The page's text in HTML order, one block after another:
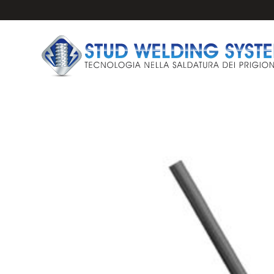
PRIGIONIERI PER
ANCORAGGI PER
FERULE